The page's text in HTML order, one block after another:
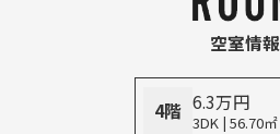
空室情報
4階 6.3万円
3DK | 56.70㎡